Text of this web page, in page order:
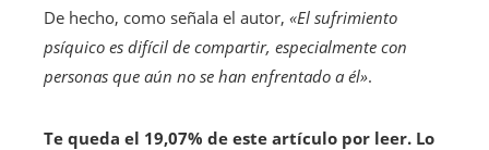
De hecho, como señala el autor, «El sufrimiento
psíquico es difícil de compartir, especialmente con
personas que aún no se han enfrentado a él».
Te queda el 19,07% de este artículo por leer. Lo